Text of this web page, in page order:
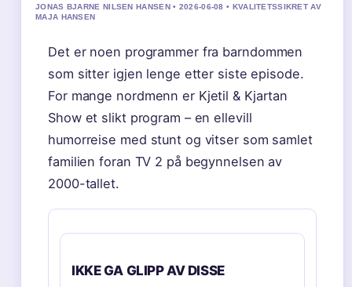
JONAS BJARNE NILSEN HANSEN • 2026-06-08 • KVALITETSSIKRET AV
MAJA HANSEN
Det er noen programmer fra barndommen
som sitter igjen lenge etter siste episode.
For mange nordmenn er Kjetil & Kjartan
Show et slikt program – en ellevill
humorreise med stunt og vitser som samlet
familien foran TV 2 på begynnelsen av
2000-tallet.
IKKE GA GLIPP AV DISSE